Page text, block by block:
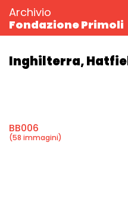
Archivio
Fondazione Primoli
Inghilterra,
BB006
(58 immagini)